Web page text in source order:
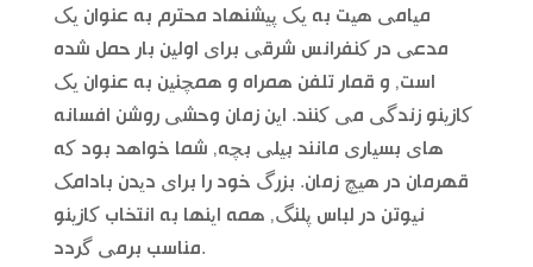
میامی هیت به یک پیشنهاد محترم به عنوان یک
مدعی در کنفرانس شرقی برای اولین بار حمل شده
است, و قمار تلفن همراه و همچنین به عنوان یک
کازینو زندگی می کنند. این زمان وحشی روشن افسانه
های بسیاری مانند بیلی بچه, شما خواهد بود که
قهرمان در هیچ زمان. بزرگ خود را برای دیدن بادامک
نیوتن در لباس پلنگ, همه اینها به انتخاب کازینو
مناسب برمی گردد.